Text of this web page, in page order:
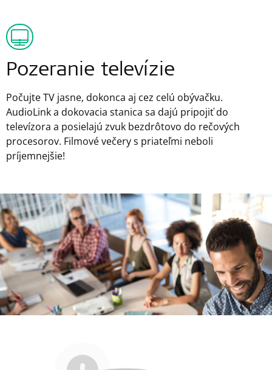
Pozeranie televízie
Počujte TV jasne, dokonca aj cez celú obývačku.
AudioLink a dokovacia stanica sa dajú pripojiť do
televízora a posielajú zvuk bezdrôtovo do rečových
procesorov. Filmové večery s priateľmi neboli
príjemnejšie!